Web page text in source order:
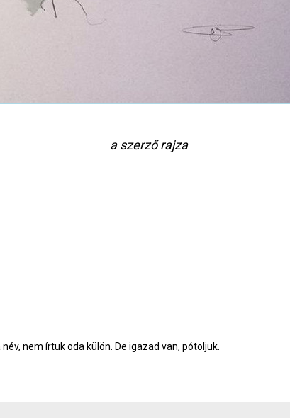
a szerző rajza
nem írtuk oda külön. De igazad van, pótoljuk.